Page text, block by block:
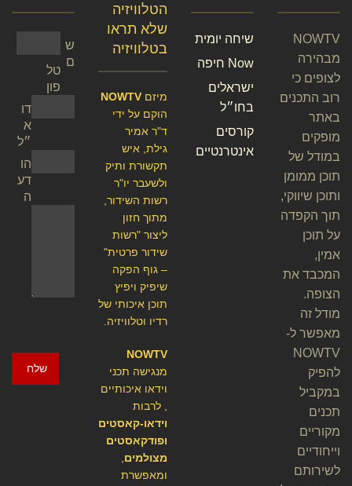
ש
טל
פון
דו
א
״ל
הו
דע
שלח
הטלוויזיה
שלא תראו
בטלוויזיה
מיזםNOWTV
הוקם על ידי
ד"ר אמיר
גילת, איש
תקשורת ותיק
ולשעבר יו"ר
רשות השידור,
מתוך חזון
ליצור "רשות
שידור פרטית"
– גוף הפקה
שיפיק ויפיץ
תוכן איכותי של
רדיו וטלוויזיה.
NOWTV
מנגישה תכני
וידאו איכותיים
, לרבות
וידאו-קאסטים
ופודקאסטים
מצולמים,
ומאפשרת
שיחה יומית
Now חיפה
ישראלים
בחו״ל
קורסים
אינטרנטיים
NOWTV
מבהירה
לצופים כי
רוב התכנים
באתר
מופקים
במודל של
תוכן ממומן
ותוכן שיווקי,
תוך הקפדה
על תוכן
אמין,
המכבד את
הצופה.
מודל זה
מאפשר ל-
NOWTV
להפיק
במקביל
תכנים
מקוריים
וייחודיים
לשירותם